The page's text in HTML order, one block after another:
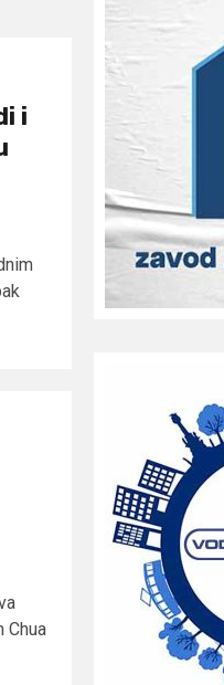
i
Chua